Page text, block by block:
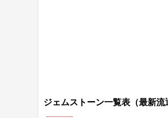
ジェムストーン一覧表（最新流